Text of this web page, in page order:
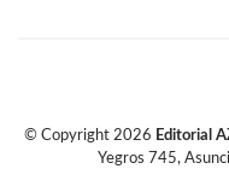
© Copyright 2026 Editorial
Yegros 745,